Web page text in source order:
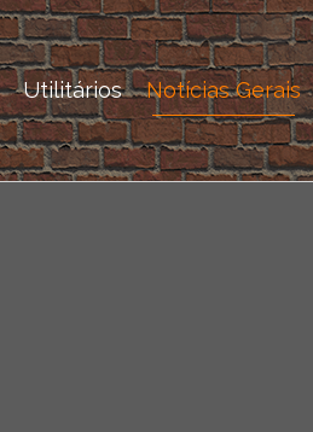
Utilitários Notícias Gerais